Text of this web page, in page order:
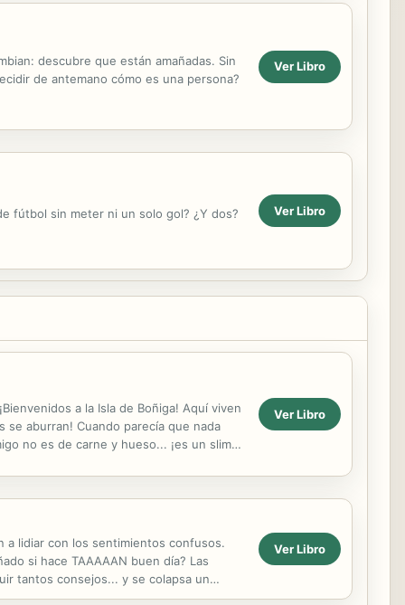
descubre que están amañadas. Sin
de antemano cómo es una persona?
Ver Libro
fútbol sin meter ni un solo gol? ¿Y dos? Ver Libro
a la Isla de Boñiga! Aquí viven
aburran! Cuando parecía que nada
no es de carne y hueso... ¡es un slime!
Ver Libro
a lidiar con los sentimientos confusos.
si hace TAAAAAN buen día? Las
tantos consejos... y se colapsa un
Ver Libro